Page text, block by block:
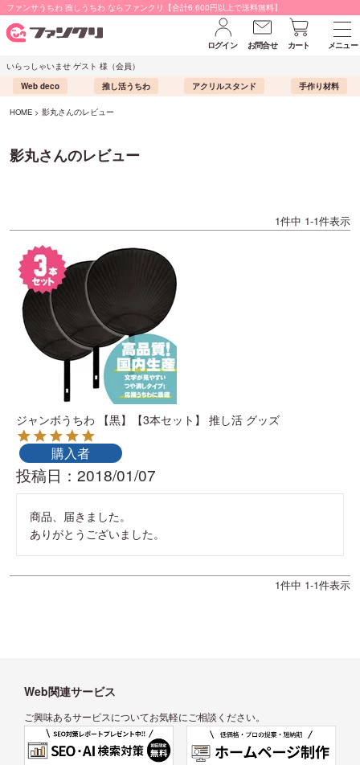
ファンサうちわ 推しうちわ ならファンクリ【合計6,600円以上で送料無料】
ログイン お問合せ カート
メニュー
いらっしゃいませ ゲスト 様（会員）
Web deco
推し活うちわ アクリルスタンド 手作り材料
HOME 影丸さんのレビュー
影丸さんのレビュー
1件中 1-1件表示
ジャンボうちわ 【黒】【3本セット】 推し活 グッズ
購入者
投稿日 2018/01/07
商品、届きました。
ありがとうございました。
1件中 1-1件表示
Web関連サービス
ご興味あるサービスについてお気軽にご相談ください。